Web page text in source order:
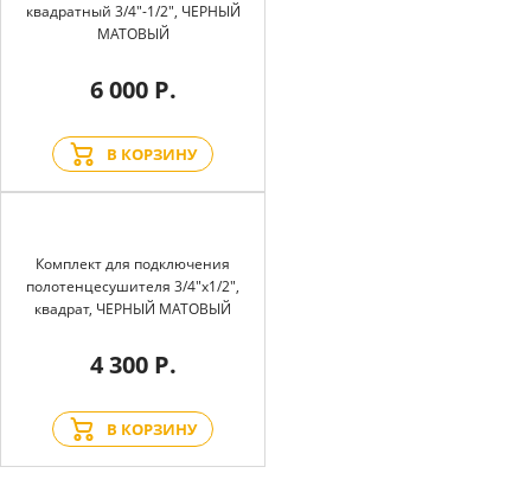
квадратный 3/4"-1/2", ЧЕРНЫЙ
МАТОВЫЙ
6 000 Р.
В КОРЗИНУ
Комплект для подключения
полотенцесушителя 3/4"х1/2",
квадрат, ЧЕРНЫЙ МАТОВЫЙ
4 300 Р.
В КОРЗИНУ